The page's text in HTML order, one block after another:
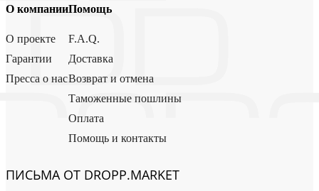
О компании
О проекте
Гарантии
Пресса о нас
Помощь
F.A.Q.
Доставка
Возврат и отмена
Таможенные пошлины
Оплата
Помощь и контакты
ПИСЬМА ОТ DROPP.MARKET